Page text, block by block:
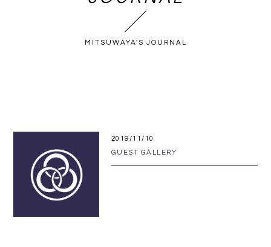
MITSUWAYA'S JOURNAL
2019/11/10
GUEST GALLERY